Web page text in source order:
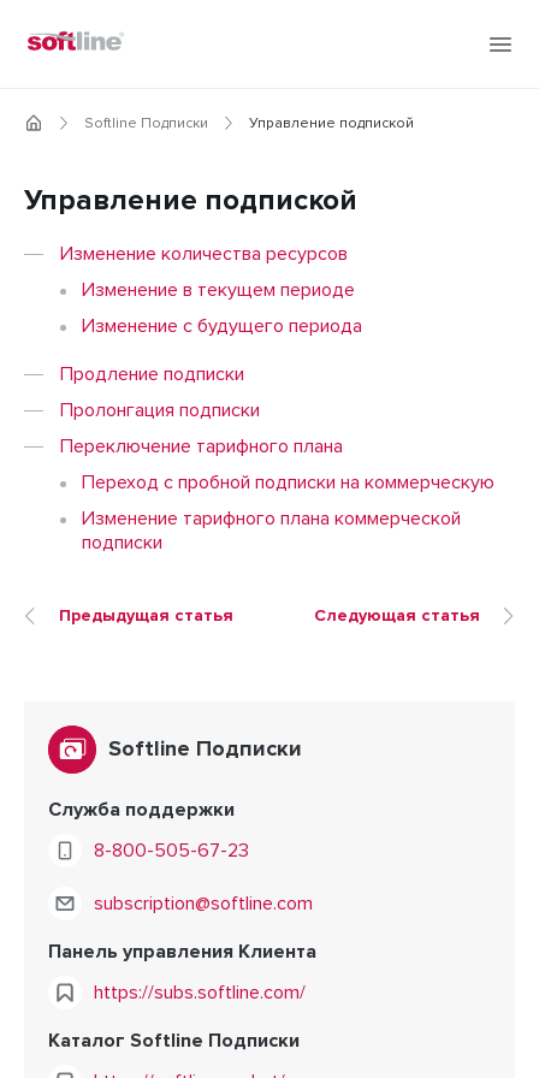
Softline Подписки Управление подпиской
Управление подпиской
Изменение количества ресурсов
Изменение в текущем периоде
Изменение с будущего периода
Продление подписки
Пролонгация подписки
Переключение тарифного плана
Переход с пробной подписки на коммерческую
Изменение тарифного плана коммерческой
подписки
Предыдущая статья Следующая статья
Softline Подписки
Служба поддержки
8-800-505-67-23
subscription@softline.com
Панель управления Клиента
https://subs.softline.com/
Каталог Softline Подписки